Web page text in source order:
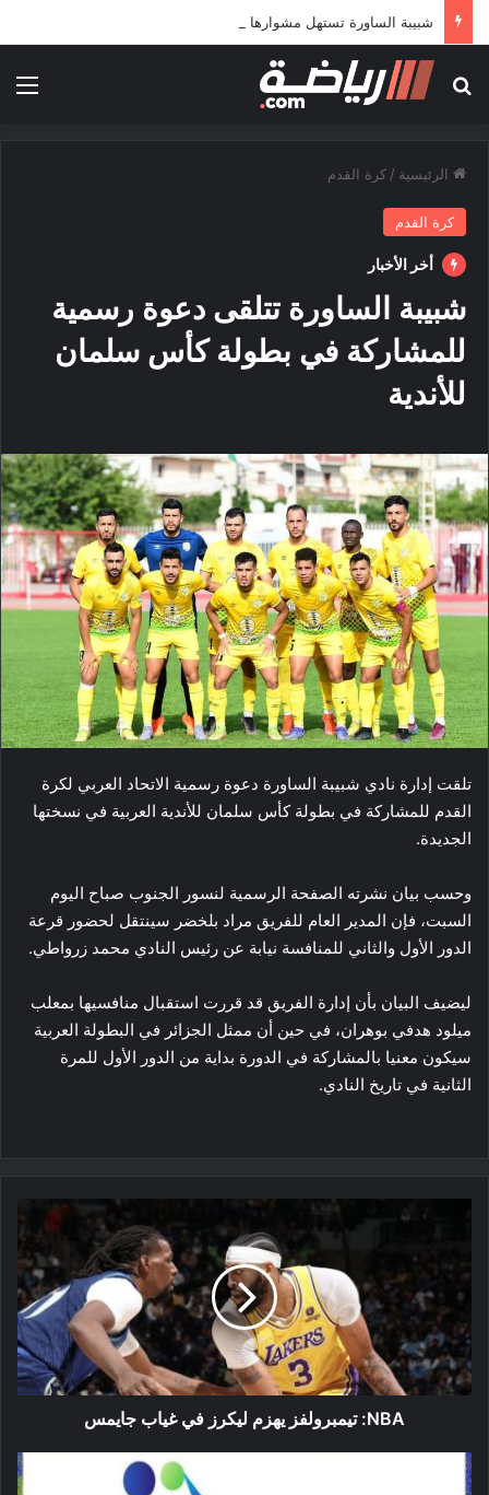
شبيبة الساورة تستهل مشوارها الإفريقي بمواجهة حافيا كوناكري
بحث عن
الرئيسية / كرة القدم
كرة القدم
أخر الأخبار
شبيبة الساورة تتلقى دعوة رسمية
للمشاركة في بطولة كأس سلمان
للأندية
تلقت إدارة نادي شبيبة الساورة دعوة رسمية الاتحاد العربي لكرة
القدم للمشاركة في بطولة كأس سلمان للأندية العربية في نسختها
الجديدة.
وحسب بيان نشرته الصفحة الرسمية لنسور الجنوب صباح اليوم
السبت، فإن المدير العام للفريق مراد بلخضر سينتقل لحضور قرعة
الدور الأول والثاني للمنافسة نيابة عن رئيس النادي محمد زرواطي.
ليضيف البيان بأن إدارة الفريق قد قررت استقبال منافسيها بمعلب
ميلود هدفي بوهران، في حين أن ممثل الجزائر في البطولة العربية
سيكون معنيا بالمشاركة في الدورة بداية من الدور الأول للمرة
الثانية في تاريخ النادي.
ليكرز
في
غياب
جايمس
NBA: تيمبرولفز يهزم ليكرز في غياب جايمس
بطولة
العالم